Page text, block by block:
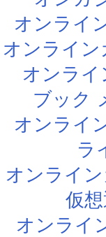
オンライ
オンライ
オンラ
ブック
オンライ
ラ
オンライ
仮
オンライ